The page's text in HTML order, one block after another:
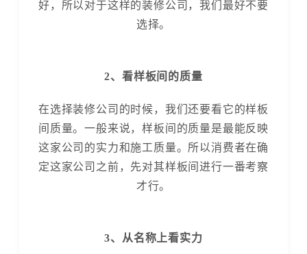
好，所以对于这样的装修公司，我们最好不要
选择。
2、看样板间的质量
在选择装修公司的时候，我们还要看它的样板
间质量。一般来说，样板间的质量是最能反映
这家公司的实力和施工质量。所以消费者在确
定这家公司之前，先对其样板间进行一番考察
才行。
3、从名称上看实力